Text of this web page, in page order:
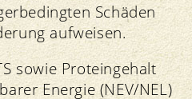
Schäden
aufweisen.
sowie Proteingehalt
Energie (NEV/NEL)